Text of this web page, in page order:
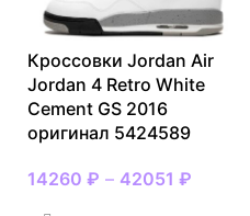
Кроссовки Jordan Air
Jordan 4 Retro White
Cement GS 2016
оригинал 5424589
14260 ₽ – 42051 ₽